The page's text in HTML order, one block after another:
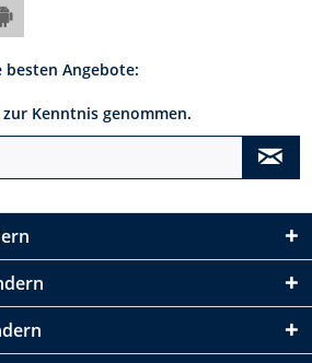
besten Angebote:
zur Kenntnis genommen.